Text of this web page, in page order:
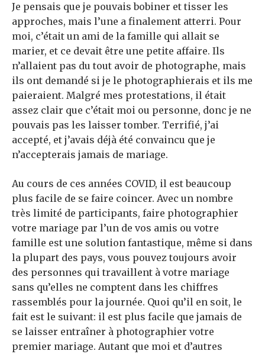
Je pensais que je pouvais bobiner et tisser les
approches, mais l’une a finalement atterri. Pour
moi, c’était un ami de la famille qui allait se
marier, et ce devait être une petite affaire. Ils
n’allaient pas du tout avoir de photographe, mais
ils ont demandé si je le photographierais et ils me
paieraient. Malgré mes protestations, il était
assez clair que c’était moi ou personne, donc je ne
pouvais pas les laisser tomber. Terrifié, j’ai
accepté, et j’avais déjà été convaincu que je
n’accepterais jamais de mariage.
Au cours de ces années COVID, il est beaucoup
plus facile de se faire coincer. Avec un nombre
très limité de participants, faire photographier
votre mariage par l’un de vos amis ou votre
famille est une solution fantastique, même si dans
la plupart des pays, vous pouvez toujours avoir
des personnes qui travaillent à votre mariage
sans qu’elles ne comptent dans les chiffres
rassemblés pour la journée. Quoi qu’il en soit, le
fait est le suivant: il est plus facile que jamais de
se laisser entraîner à photographier votre
premier mariage. Autant que moi et d’autres